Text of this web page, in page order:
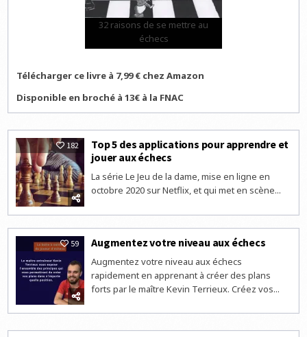
32 raisons de se mettre au
échecs
Télécharger ce livre à 7,99 € chez Amazon
Disponible en broché à 13€ à la FNAC
182
Top 5 des applications pour apprendre et
jouer aux échecs
La série Le Jeu de la dame, mise en ligne en
octobre 2020 sur Netflix, et qui met en scène...
59 Augmentez votre niveau aux échecs
Augmentez votre niveau aux échecs
rapidement en apprenant à créer des plans
forts par le maître Kevin Terrieux. Créez vos...